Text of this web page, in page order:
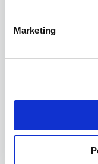
Marketing
Política de
Epigrafe
Información
Responsable
HARO &